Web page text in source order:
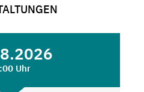
Uhr